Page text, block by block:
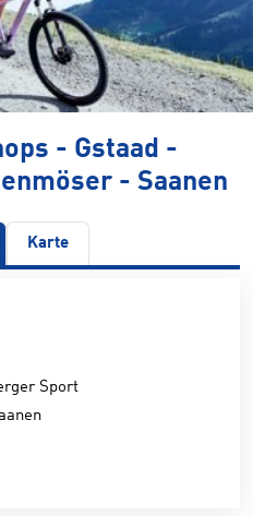
- Gstaad -
- Saanen
Karte
Sport